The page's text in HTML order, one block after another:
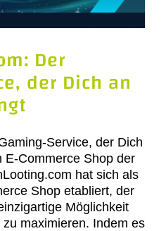
Der
der Dich an
Service, der Dich
E-Commerce Shop der
hat sich als
Shop etabliert, der
Möglichkeit
maximieren. Indem es